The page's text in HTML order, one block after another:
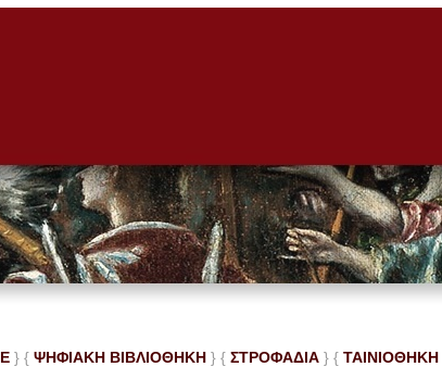
} { ΨΗΦΙΑΚΗ ΒΙΒΛΙΟΘΗΚΗ } { ΣΤΡΟΦΑΔΙΑ } { ΤΑΙΝΙΟΘΗΚΗ